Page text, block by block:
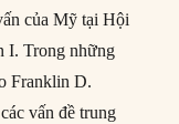
của Mỹ tại Hội
I. Trong những
Franklin D.
vấn đề trung